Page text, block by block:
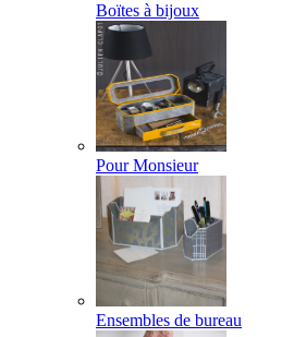
Boïtes à bijoux
Pour Monsieur
Ensembles de bureau